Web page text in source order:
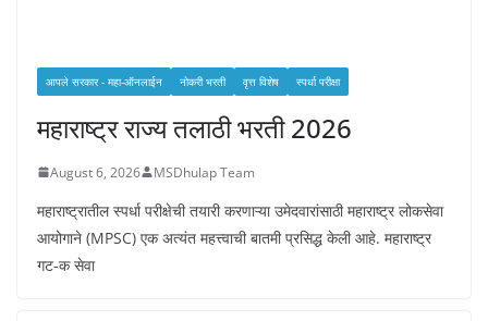
आपले सरकार - महा-ऑनलाईन नोकरी भरती वृत्त विशेष स्पर्धा परीक्षा
महाराष्ट्र राज्य तलाठी भरती 2026
August 6, 2026 MSDhulap Team
महाराष्ट्रातील स्पर्धा परीक्षेची तयारी करणाऱ्या उमेदवारांसाठी महाराष्ट्र लोकसेवा
आयोगाने (MPSC) एक अत्यंत महत्त्वाची बातमी प्रसिद्ध केली आहे. महाराष्ट्र
गट-क सेवा